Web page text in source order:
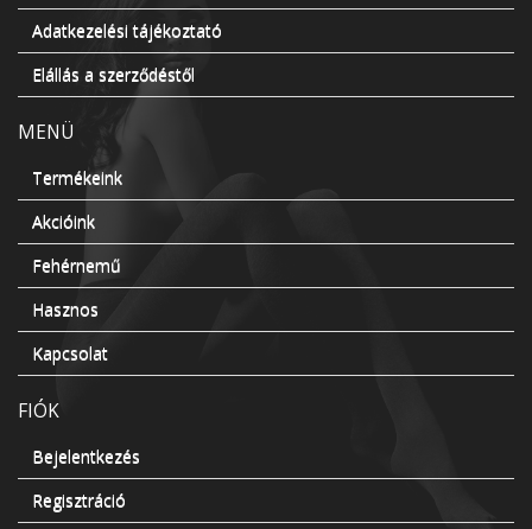
Adatkezelési tájékoztató
Elállás a szerződéstől
MENÜ
Termékeink
Akcióink
Fehérnemű
Hasznos
Kapcsolat
FIÓK
Bejelentkezés
Regisztráció